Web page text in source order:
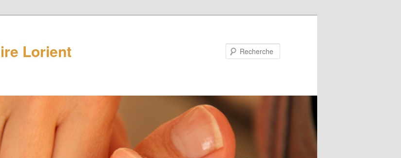
Lorient